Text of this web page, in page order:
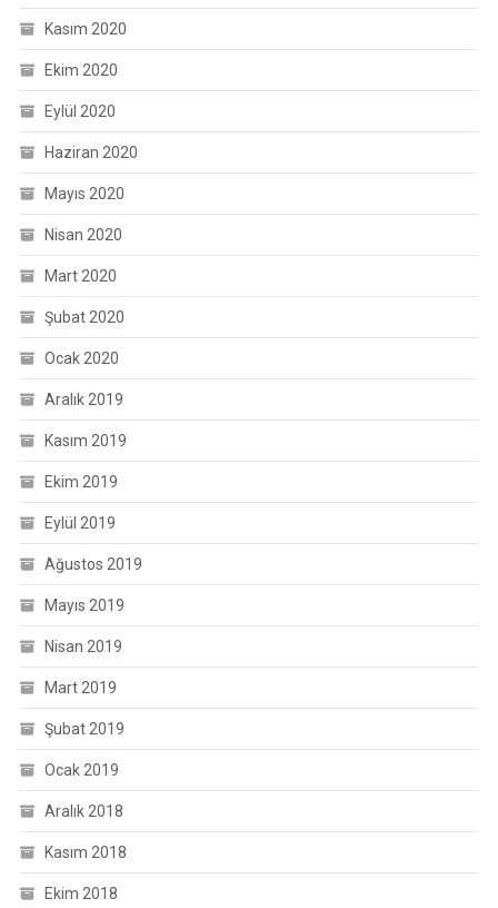
Kasım 2020
Ekim 2020
Eylül 2020
Haziran 2020
Mayıs 2020
Nisan 2020
Mart 2020
Şubat 2020
Ocak 2020
Aralık 2019
Kasım 2019
Ekim 2019
Eylül 2019
Ağustos 2019
Mayıs 2019
Nisan 2019
Mart 2019
Şubat 2019
Ocak 2019
Aralık 2018
Kasım 2018
Ekim 2018